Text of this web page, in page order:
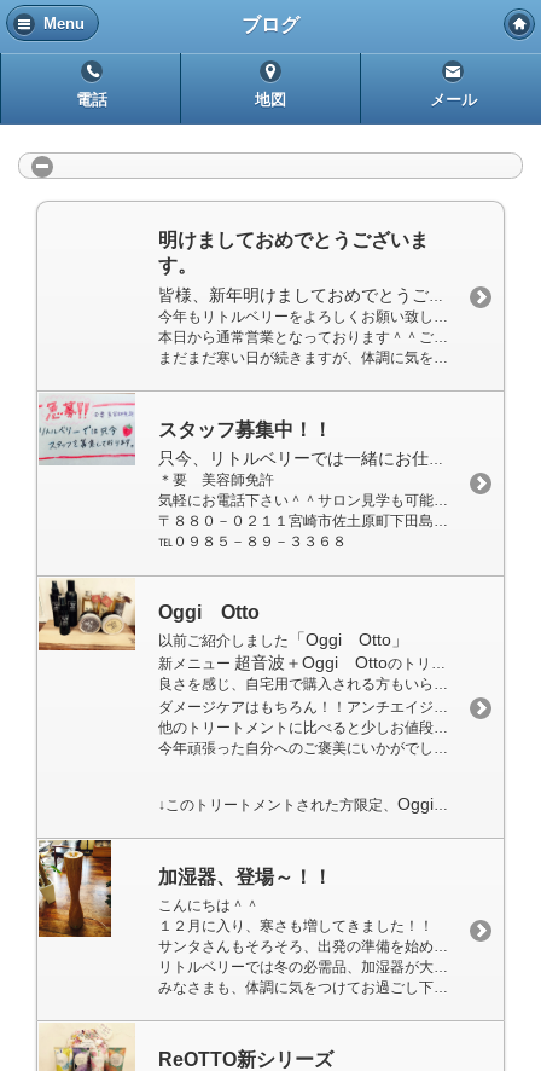
Menu ブログ
電話 地図 メール
明けましておめでとうございま
す。
今年もリトルベリーをよろしくお願い致します。
本日から通常営業となっております＾＾ご予約お待ちしております★
まだまだ寒い日が続きますが、体調に気をつけて乗り切りましょう！！
スタッフ募集中！！
只今、リトルベリーでは一緒にお仕事する仲間を募集しております。
＊要 美容師免許
気軽にお電話下さい＾＾サロン見学も可能です♪♪”
〒８８０－０２１１宮崎市佐土原町下田島８６１８
℡０９８５－８９－３３６８
Oggi Otto
以前ご紹介しました 「Oggi Otto」
新メニュー 超音波＋Oggi Ottoのトリートメントをされる方も少しずつ増えています！！
良さを感じ、自宅用で購入される方もいらっしゃいますよ～＾＾♪
ダメージケアはもちろん！！アンチエイジング効果もあり、
他のトリートメントに比べると少しお値段高くなってますが、施術後の質感に満足いただけるとおもいます。
今年頑張った自分へのご褒美にいかがでしょうか・・？？＾＾
↓このトリートメントされた方限定、 Oggi Ottoホームケアセット
加湿器、登場～！！
こんにちは＾＾
１２月に入り、寒さも増してきました！！
サンタさんもそろそろ、出発の準備を始めてますかね～♪
リトルベリーでは冬の必需品、加湿器が大活躍しております。インフルエンザなどにかからないように空気の乾燥を防いで、手洗いうがい！！
みなさまも、体調に気をつけてお過ごし下さい（＾０＾）
ReOTTO新シリーズ